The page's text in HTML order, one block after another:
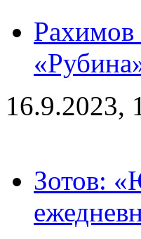
Рахимов
16.9.2023,
Зотов: